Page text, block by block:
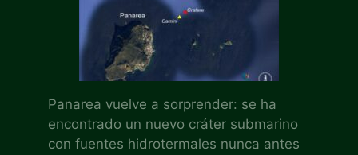
Panarea vuelve a sorprender: se ha
encontrado un nuevo cráter submarino
con fuentes hidrotermales nunca antes